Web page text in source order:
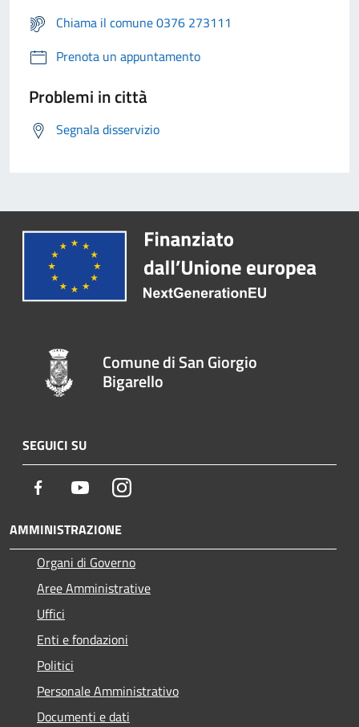
Chiama il comune 0376 273111
Prenota un appuntamento
Problemi in città
Segnala disservizio
Comune di San Giorgio
Bigarello
SEGUICI SU
Facebook YoutubeInstagram
AMMINISTRAZIONE
Organi di Governo
Aree Amministrative
Uffici
Enti e fondazioni
Politici
Personale Amministrativo
Documenti e dati